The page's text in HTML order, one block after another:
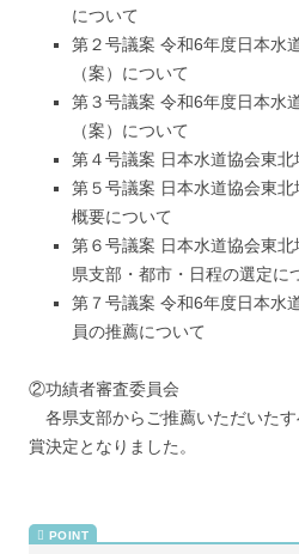
について
第２号議案 令和6年度日本水
（案）について
第３号議案 令和6年度日本水
（案）について
第４号議案 日本水道協会東
第５号議案 日本水道協会東
概要について
第６号議案 日本水道協会東
県支部・都市・日程の選定に
第７号議案 令和6年度日本水
員の推薦について
②功績者審査委員会
各県支部からご推薦いただいた
賞決定となりました。